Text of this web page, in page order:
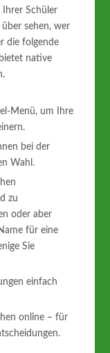
Ihrer Schüler
sehen, wer
die folgende
native
Menü, um Ihre
bei der
Wahl.
zu
oder aber
für eine
Sie
einfach
online – für